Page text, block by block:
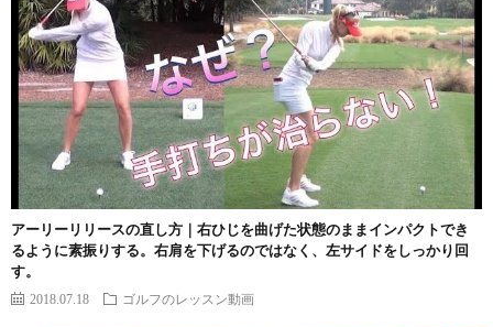
アーリーリリースの直し方｜右ひじを曲げた状態のままインパクトでき
るように素振りする。右肩を下げるのではなく、左サイドをしっかり回
す。
2018.07.18 ゴルフのレッスン動画